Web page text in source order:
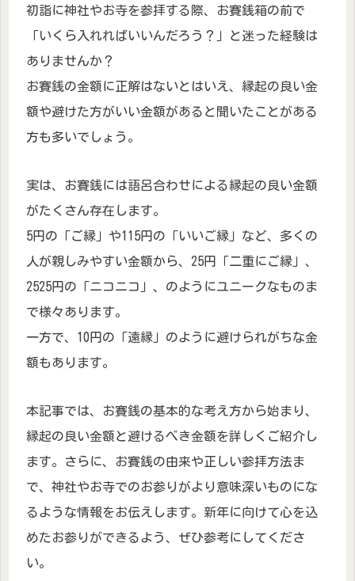
初詣に神社やお寺を参拝する際、お賽銭箱の前で
「いくら入れればいいんだろう？」と迷った経験は
ありませんか？
お賽銭の金額に正解はないとはいえ、縁起の良い金
額や避けた方がいい金額があると聞いたことがある
方も多いでしょう。
実は、お賽銭には語呂合わせによる縁起の良い金額
がたくさん存在します。
5円の「ご縁」や115円の「いいご縁」など、多くの
人が親しみやすい金額から、25円「二重にご縁」、
2525円の「ニコニコ」、のようにユニークなものま
で様々あります。
一方で、10円の「遠縁」のように避けられがちな金
額もあります。
本記事では、お賽銭の基本的な考え方から始まり、
縁起の良い金額と避けるべき金額を詳しくご紹介し
ます。さらに、お賽銭の由来や正しい参拝方法ま
で、神社やお寺でのお参りがより意味深いものにな
るような情報をお伝えします。新年に向けて心を込
めたお参りができるよう、ぜひ参考にしてくださ
い。